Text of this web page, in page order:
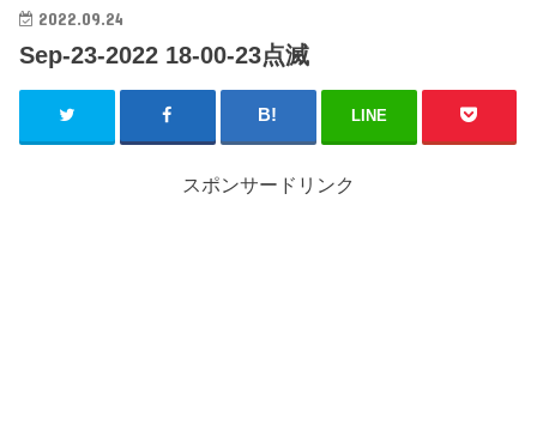
2022.09.24
Sep-23-2022 18-00-23点滅
LINE
スポンサードリンク